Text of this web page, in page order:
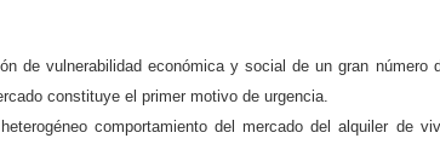
de vulnerabilidad económica y social de un gran
constituye el primer motivo de urgencia.
comportamiento del mercado del alquiler de